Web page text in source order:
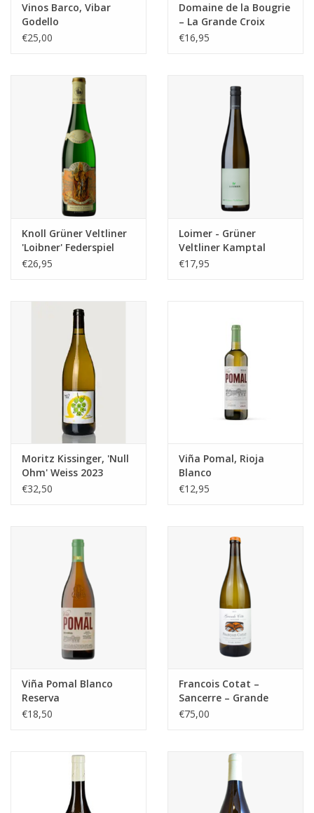
Vinos Barco, Vibar
Godello
€25,00
Domaine de la Bougrie
– La Grande Croix
Millésimé
€16,95
Knoll Grüner Veltliner
'Loibner' Federspiel
€26,95
Loimer - Grüner
Veltliner Kamptal
€17,95
Moritz Kissinger, 'Null
Ohm' Weiss 2023
€32,50
Viña Pomal, Rioja
Blanco
€12,95
Viña Pomal Blanco
Reserva
€18,50
Francois Cotat –
Sancerre – Grande
Côte
€75,00